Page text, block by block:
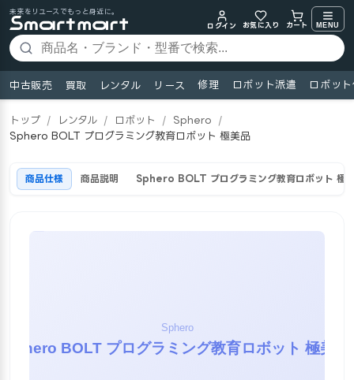
未来をリユースでもっと身近に。
ログイン
お気に入り カート MENU
中古販売 買取 レンタル リース 修理 ロボット派遣 ロボッ
トップ / レンタル / ロボット / Sphero
/
Sphero BOLT プログラミング教育ロボット 極美品
商品仕様 商品説明 Sphero BOLT プログラミング教育ロボット 極美